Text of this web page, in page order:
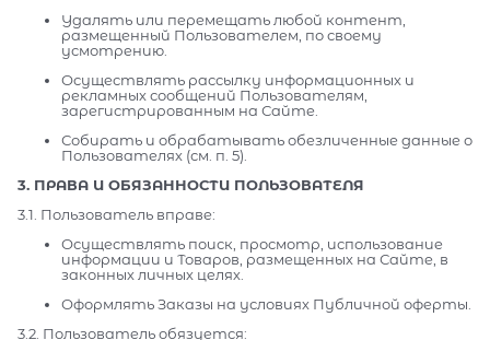
Удалять или перемещать любой контент,
размещенный Пользователем, по своему
усмотрению.
Осуществлять рассылку информационных и
рекламных сообщений Пользователям,
зарегистрированным на Сайте.
Собирать и обрабатывать обезличенные данные о
Пользователях (см. п. 5).
3. ПРАВА И ОБЯЗАННОСТИ ПОЛЬЗОВАТЕЛЯ
3.1. Пользователь вправе:
Осуществлять поиск, просмотр, использование
информации и Товаров, размещенных на Сайте, в
законных личных целях.
Оформлять Заказы на условиях Публичной оферты.
3.2. Пользователь обязуется: